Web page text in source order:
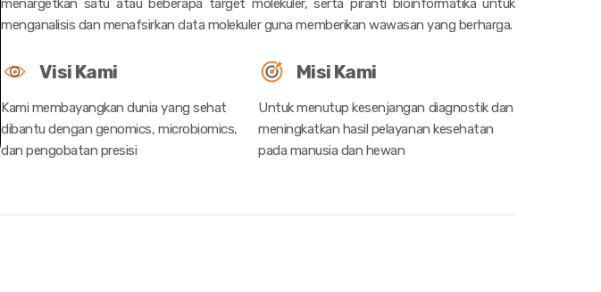
menargetkan satu atau beberapa target molekuler, serta piranti bioinformatika untuk
menganalisis dan menafsirkan data molekuler guna memberikan wawasan yang berharga.
Visi Kami
Kami membayangkan dunia yang sehat
dibantu dengan genomics, microbiomics,
dan pengobatan presisi
Misi Kami
Untuk menutup kesenjangan diagnostik dan
meningkatkan hasil pelayanan kesehatan
pada manusia dan hewan